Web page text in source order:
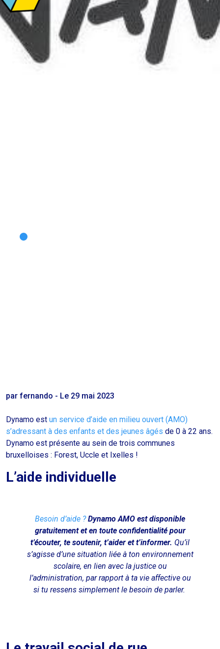
par fernando - Le 29 mai 2023
Dynamo est un service d’aide en milieu ouvert (AMO)
s’adressant à des enfants et des jeunes âgés de 0 à 22 ans.
Dynamo est présente au sein de trois communes
bruxelloises : Forest, Uccle et Ixelles !
L’aide individuelle
Besoin d’aide ? Dynamo AMO est disponible
gratuitement et en toute confidentialité pour
t’écouter, te soutenir, t’aider et t’informer. Qu’il
s’agisse d’une situation liée à ton environnement
scolaire, en lien avec la justice ou
l’administration, par rapport à ta vie affective ou
si tu ressens simplement le besoin de parler.